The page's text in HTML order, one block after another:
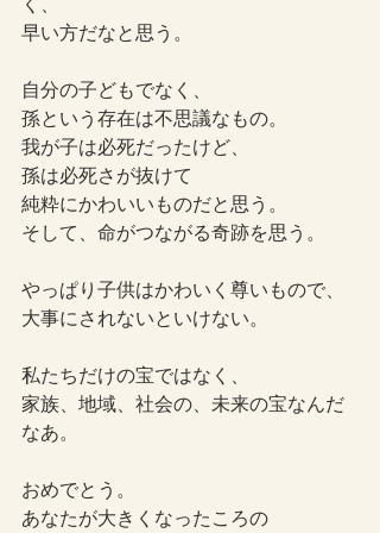
早い方だなと思う。
自分の子どもでなく、
孫という存在は不思議なもの。
我が子は必死だったけど、
孫は必死さが抜けて
純粋にかわいいものだと思う。
そして、命がつながる奇跡を思う。
やっぱり子供はかわいく尊いもので、
大事にされないといけない。
私たちだけの宝ではなく、
家族、地域、社会の、未来の宝なんだ
なあ。
おめでとう。
あなたが大きくなったころの